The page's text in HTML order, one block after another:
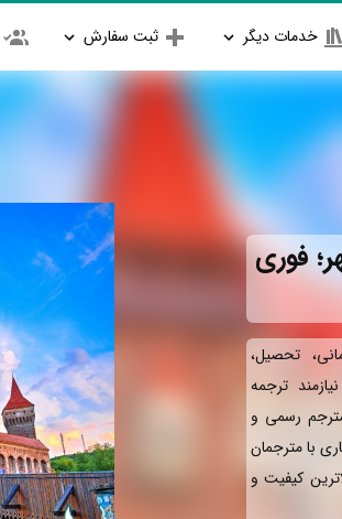
خدمات دیگر ثبت سفارش
فوری
تحصیل،
ترجمه
مترجم رسمی و
با مترجمان
کیفیت و